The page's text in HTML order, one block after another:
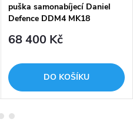
puška samonabíjecí Daniel
Defence DDM4 MK18
68 400 Kč
DO KOŠÍKU